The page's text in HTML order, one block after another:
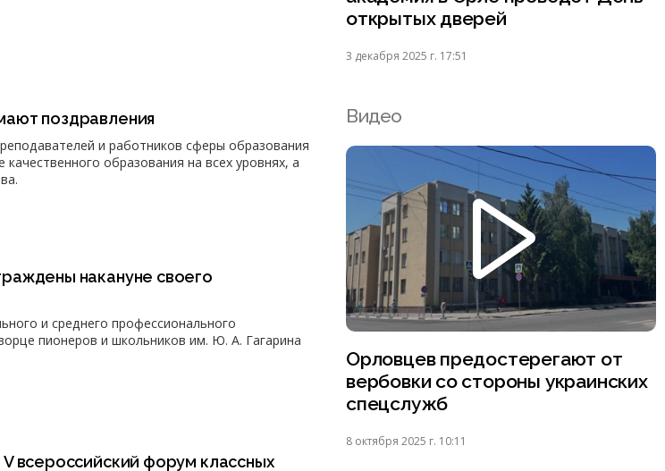
поздравления
и работников сферы образования
образования на всех уровнях, а
накануне своего
и среднего профессионального
пионеров и школьников им. Ю. А. Гагарина
всероссийский форум классных
открытых дверей
3 декабря 2025 г. 17:51
Видео
Орловцев предостерегают от
вербовки со стороны украинских
спецслужб
8 октября 2025 г. 10:11